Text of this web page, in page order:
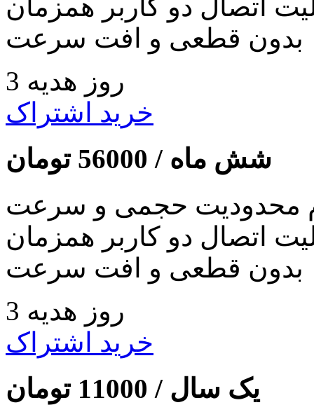
اتصال دو کاربر همزمان
بدون قطعی و افت سرعت
3 روز هدیه
خرید اشتراک
شش ماه / 56000 تومان
محدودیت حجمی و سرعت
اتصال دو کاربر همزمان
بدون قطعی و افت سرعت
3 روز هدیه
خرید اشتراک
یک سال / 11000 تومان